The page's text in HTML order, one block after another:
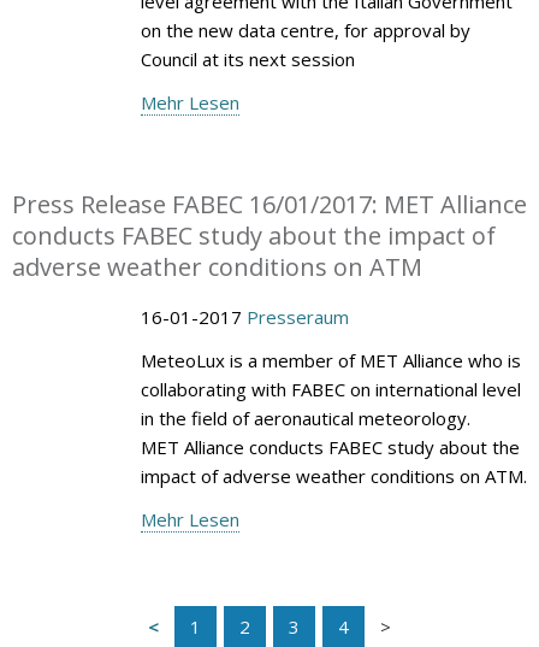
on the new data centre, for approval by
Council at its next session
Mehr Lesen
Press Release FABEC 16/01/2017: MET Alliance
conducts FABEC study about the impact of
adverse weather conditions on ATM
16-01-2017 Presseraum
MeteoLux is a member of MET Alliance who is
collaborating with FABEC on international level
in the field of aeronautical meteorology.
MET Alliance conducts FABEC study about the
impact of adverse weather conditions on ATM.
Mehr Lesen
1 2 3 4